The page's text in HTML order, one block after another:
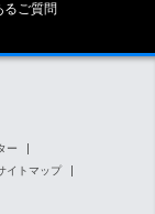
るご質問
ー
イトマップ